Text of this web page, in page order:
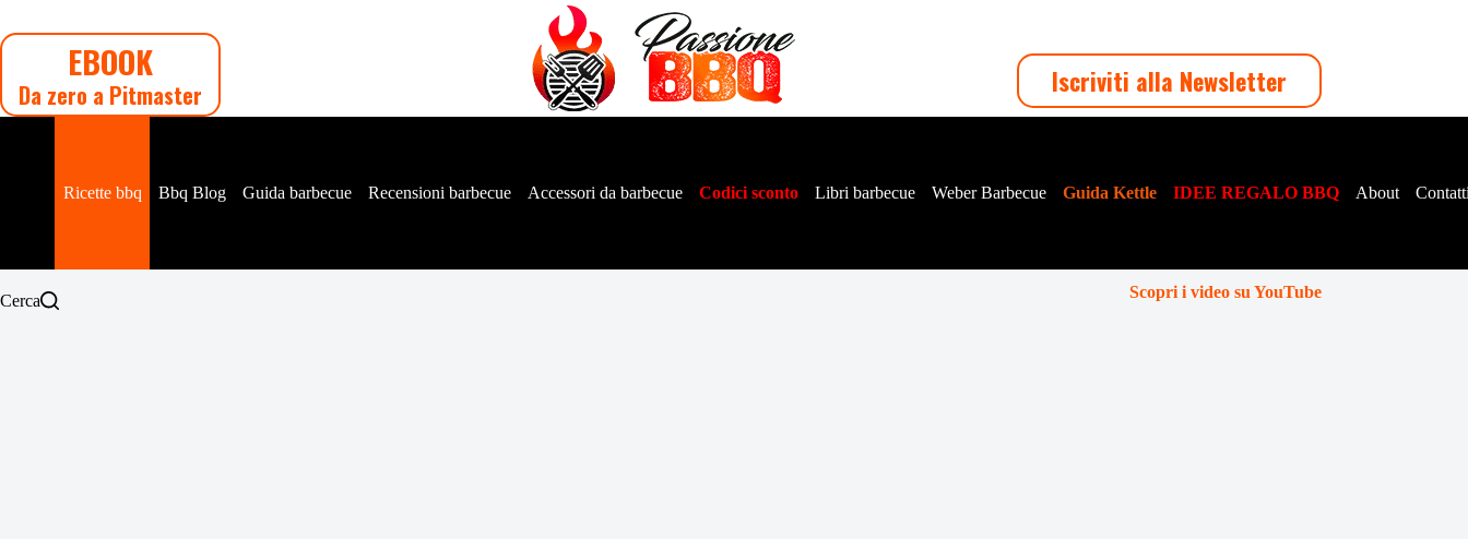
contenuto
EBOOK
Da zero a Pitmaster Iscriviti alla Newsletter
Ricette bbq Bbq Blog Guida barbecue Recensioni barbecue Accessori da barbecue Codici sconto Libri barbecue Weber Barbecue Guida Kettle IDEE REGALO BBQ About
Cerca Scopri i video su YouTube